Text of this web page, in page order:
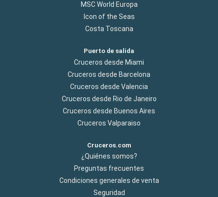
MSC World Europa
Icon of the Seas
Costa Toscana
Puerto de salida
Cruceros desde Miami
Cruceros desde Barcelona
Cruceros desde Valencia
Cruceros desde Rio de Janeiro
Cruceros desde Buenos Aires
Cruceros Valparaiso
Cruceros.com
¿Quiénes somos?
Preguntas frecuentes
Condiciones generales de venta
Seguridad